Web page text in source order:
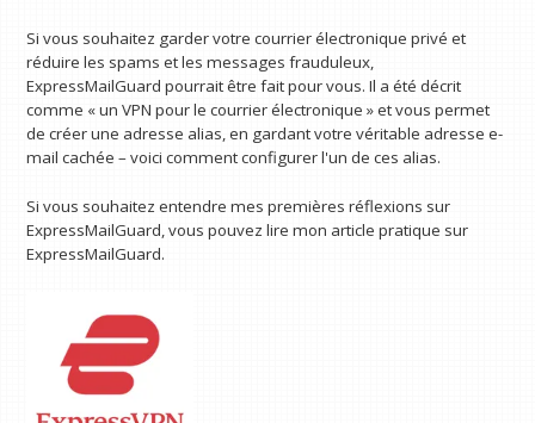
Si vous souhaitez garder votre courrier électronique privé et
réduire les spams et les messages frauduleux,
ExpressMailGuard pourrait être fait pour vous. Il a été décrit
comme « un VPN pour le courrier électronique » et vous permet
de créer une adresse alias, en gardant votre véritable adresse e-
mail cachée – voici comment configurer l'un de ces alias.
Si vous souhaitez entendre mes premières réflexions sur
ExpressMailGuard, vous pouvez lire mon article pratique sur
ExpressMailGuard.